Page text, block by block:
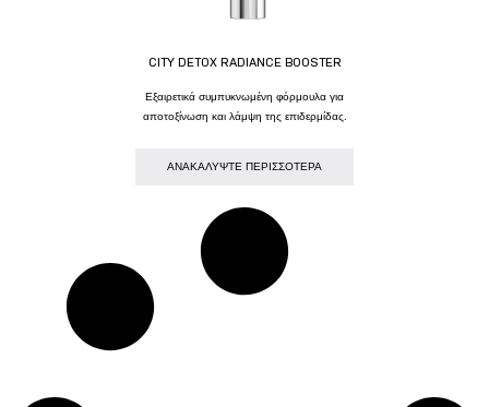
CITY DETOX RADIANCE BOOSTER
Εξαιρετικά συμπυκνωμένη φόρμουλα για
αποτοξίνωση και λάμψη της επιδερμίδας.
AΝΑΚΑΛΥΨΤΕ ΠΕΡΙΣΣΟΤΕΡΑ